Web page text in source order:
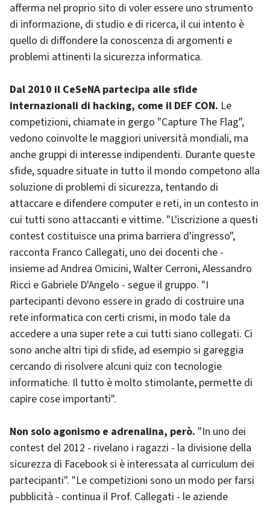
afferma nel proprio sito di voler essere uno strumento
di informazione, di studio e di ricerca, il cui intento è
quello di diffondere la conoscenza di argomenti e
problemi attinenti la sicurezza informatica.
Dal 2010 il CeSeNA partecipa alle sfide
internazionali di hacking, come il DEF CON. Le
competizioni, chiamate in gergo "Capture The Flag",
vedono coinvolte le maggiori università mondiali, ma
anche gruppi di interesse indipendenti. Durante queste
sfide, squadre situate in tutto il mondo competono alla
soluzione di problemi di sicurezza, tentando di
attaccare e difendere computer e reti, in un contesto in
cui tutti sono attaccanti e vittime. "L'iscrizione a questi
contest costituisce una prima barriera d'ingresso",
racconta Franco Callegati, uno dei docenti che -
insieme ad Andrea Omicini, Walter Cerroni, Alessandro
Ricci e Gabriele D'Angelo - segue il gruppo. "I
partecipanti devono essere in grado di costruire una
rete informatica con certi crismi, in modo tale da
accedere a una super rete a cui tutti siano collegati. Ci
sono anche altri tipi di sfide, ad esempio si gareggia
cercando di risolvere alcuni quiz con tecnologie
informatiche. Il tutto è molto stimolante, permette di
capire cose importanti".
Non solo agonismo e adrenalina, però. "In uno dei
contest del 2012 - rivelano i ragazzi - la divisione della
sicurezza di Facebook si è interessata al curriculum dei
partecipanti". "Le competizioni sono un modo per farsi
pubblicità - continua il Prof. Callegati - le aziende